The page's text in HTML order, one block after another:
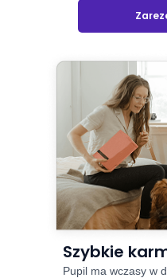
Szybkie
Pupil ma wczasy w